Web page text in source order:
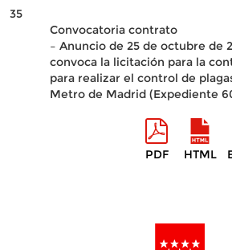
35
Convocatoria contrato
– Anuncio de 25 de octubre de
convoca la licitación para la
para realizar el control de
Metro de Madrid (Expediente
PDF HTML